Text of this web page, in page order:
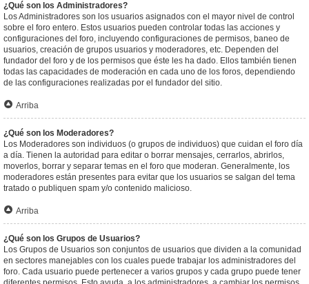
¿Qué son los Administradores?
Los Administradores son los usuarios asignados con el mayor nivel de control
sobre el foro entero. Estos usuarios pueden controlar todas las acciones y
configuraciones del foro, incluyendo configuraciones de permisos, baneo de
usuarios, creación de grupos usuarios y moderadores, etc. Dependen del
fundador del foro y de los permisos que éste les ha dado. Ellos también tienen
todas las capacidades de moderación en cada uno de los foros, dependiendo
de las configuraciones realizadas por el fundador del sitio.
Arriba
¿Qué son los Moderadores?
Los Moderadores son individuos (o grupos de individuos) que cuidan el foro día
a día. Tienen la autoridad para editar o borrar mensajes, cerrarlos, abrirlos,
moverlos, borrar y separar temas en el foro que moderan. Generalmente, los
moderadores están presentes para evitar que los usuarios se salgan del tema
tratado o publiquen spam y/o contenido malicioso.
Arriba
¿Qué son los Grupos de Usuarios?
Los Grupos de Usuarios son conjuntos de usuarios que dividen a la comunidad
en sectores manejables con los cuales puede trabajar los administradores del
foro. Cada usuario puede pertenecer a varios grupos y cada grupo puede tener